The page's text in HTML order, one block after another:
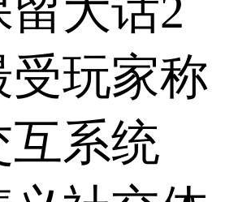
大话2
玩家称
互系统